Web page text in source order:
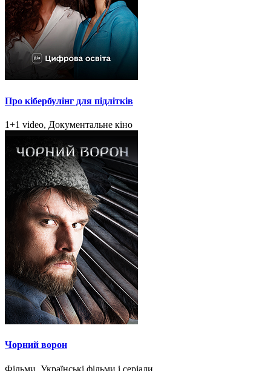
Про кібербулінг для підлітків
1+1 video, Документальне кіно
Чорний ворон
Фільми, Українські фільми і серіали